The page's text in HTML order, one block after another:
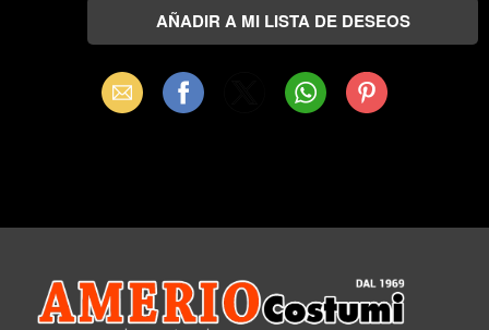
Email Facebook WhatsAppPinterest